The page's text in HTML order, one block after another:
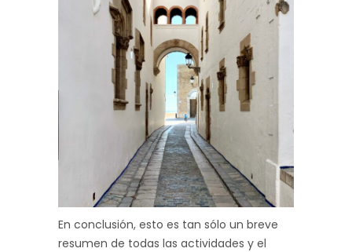
En conclusión, esto es tan sólo un breve
resumen de todas las actividades y el